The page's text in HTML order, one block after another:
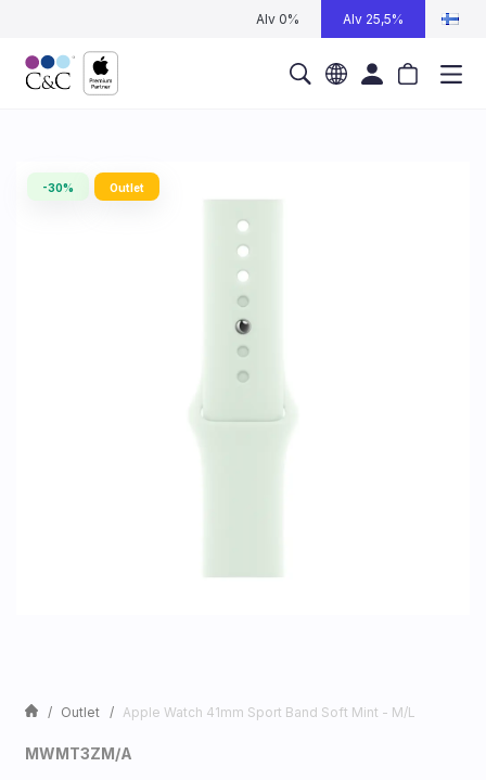
Alv 0% Alv 25,5%
-30% Outlet
Outlet Apple Watch 41mm Sport Band Soft Mint - M/L
MWMT3ZM/A